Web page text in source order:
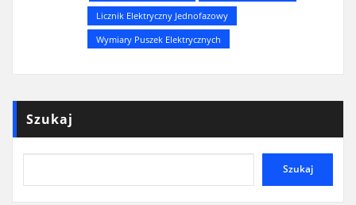
Licznik Elektryczny Jednofazowy
Wymiary Puszek Elektrycznych
Szukaj
Szukaj